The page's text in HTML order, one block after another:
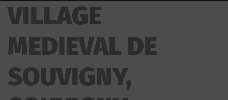
SOUVIGNY
VILLAGE
MEDIEVAL DE
SOUVIGNY,